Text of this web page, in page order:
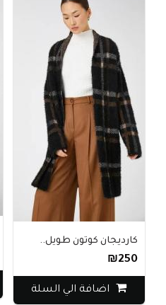
كارديجان كوتون طويل..
₪250
اضافة الي السلة